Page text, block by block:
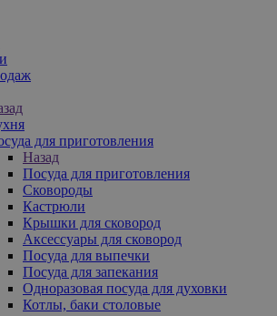
для приготовления
Назад
Посуда для приготовления
Сковороды
Кастрюли
Крышки для сковород
Аксессуары для сковород
Посуда для выпечки
Посуда для запекания
Одноразовая посуда для духовки
Котлы, баки столовые